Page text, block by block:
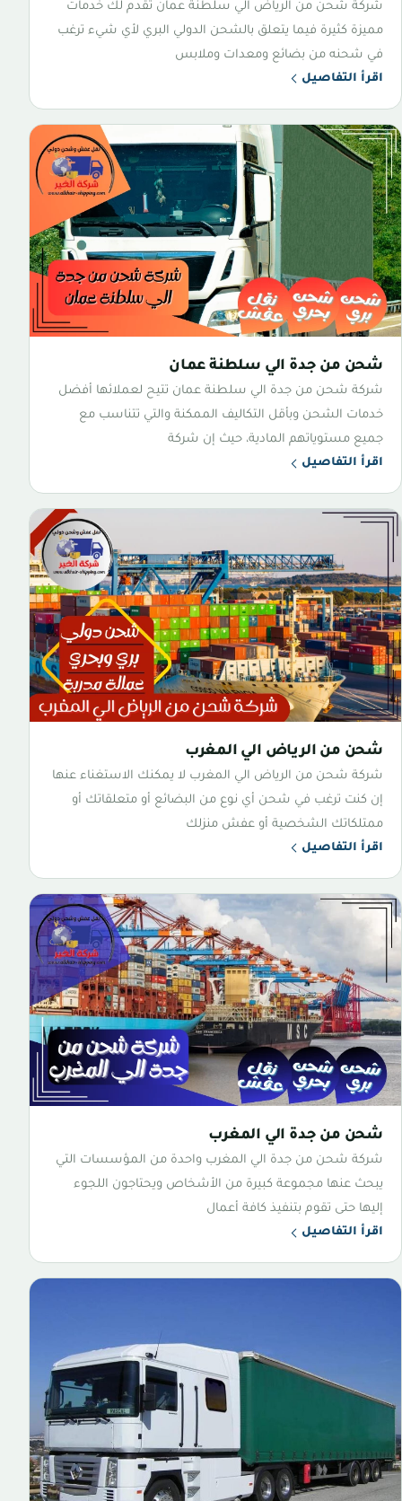
شركة شحن من الرياض الي سلطنة عمان تقدم لك خدمات
مميزة كثيرة فيما يتعلق بالشحن الدولي البري لأي شيء ترغب
في شحنه من بضائع ومعدات وملابس
اقرأ التفاصيل
شحن من جدة الي سلطنة عمان
شركة شحن من جدة الي سلطنة عمان تتيح لعملائها أفضل
خدمات الشحن وبأقل التكاليف الممكنة والتي تتناسب مع
جميع مستوياتهم المادية، حيث إن شركة
اقرأ التفاصيل
شحن من الرياض الي المغرب
شركة شحن من الرياض الي المغرب لا يمكنك الاستغناء عنها
إن كنت ترغب في شحن أي نوع من البضائع أو متعلقاتك أو
ممتلكاتك الشخصية أو عفش منزلك
اقرأ التفاصيل
شحن من جدة الي المغرب
شركة شحن من جدة الي المغرب واحدة من المؤسسات التي
يبحث عنها مجموعة كبيرة من الأشخاص ويحتاجون اللجوء
إليها حتى تقوم بتنفيذ كافة أعمال
اقرأ التفاصيل